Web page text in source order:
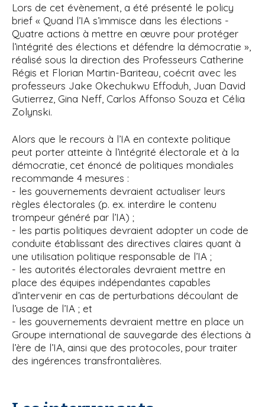
Lors de cet évènement, a été présenté le policy
brief « Quand l’IA s’immisce dans les élections -
Quatre actions à mettre en œuvre pour protéger
l’intégrité des élections et défendre la démocratie »,
réalisé sous la direction des Professeurs Catherine
Régis et Florian Martin-Bariteau, coécrit avec les
professeurs Jake Okechukwu Effoduh, Juan David
Gutierrez, Gina Neff, Carlos Affonso Souza et Célia
Zolynski.
Alors que le recours à l’IA en contexte politique
peut porter atteinte à l’intégrité électorale et à la
démocratie, cet énoncé de politiques mondiales
recommande 4 mesures :
- les gouvernements devraient actualiser leurs
règles électorales (p. ex. interdire le contenu
trompeur généré par l’IA) ;
- les partis politiques devraient adopter un code de
conduite établissant des directives claires quant à
une utilisation politique responsable de l’IA ;
- les autorités électorales devraient mettre en
place des équipes indépendantes capables
d’intervenir en cas de perturbations découlant de
l’usage de l’IA ; et
- les gouvernements devraient mettre en place un
Groupe international de sauvegarde des élections à
l’ère de l’IA, ainsi que des protocoles, pour traiter
des ingérences transfrontalières.